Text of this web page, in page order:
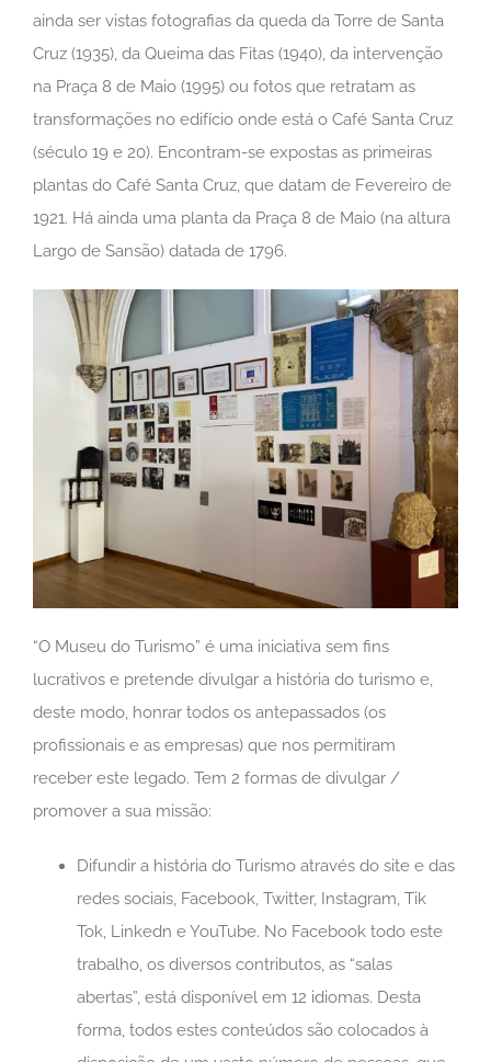
ainda ser vistas fotografias da queda da Torre de Santa
Cruz (1935), da Queima das Fitas (1940), da intervenção
na Praça 8 de Maio (1995) ou fotos que retratam as
transformações no edifício onde está o Café Santa Cruz
(século 19 e 20). Encontram-se expostas as primeiras
plantas do Café Santa Cruz, que datam de Fevereiro de
1921. Há ainda uma planta da Praça 8 de Maio (na altura
Largo de Sansão) datada de 1796.
“O Museu do Turismo” é uma iniciativa sem fins
lucrativos e pretende divulgar a história do turismo e,
deste modo, honrar todos os antepassados (os
profissionais e as empresas) que nos permitiram
receber este legado. Tem 2 formas de divulgar /
promover a sua missão:
Difundir a história do Turismo através do site e das
redes sociais, Facebook, Twitter, Instagram, Tik
Tok, Linkedn e YouTube. No Facebook todo este
trabalho, os diversos contributos, as “salas
abertas”, está disponível em 12 idiomas. Desta
forma, todos estes conteúdos são colocados à